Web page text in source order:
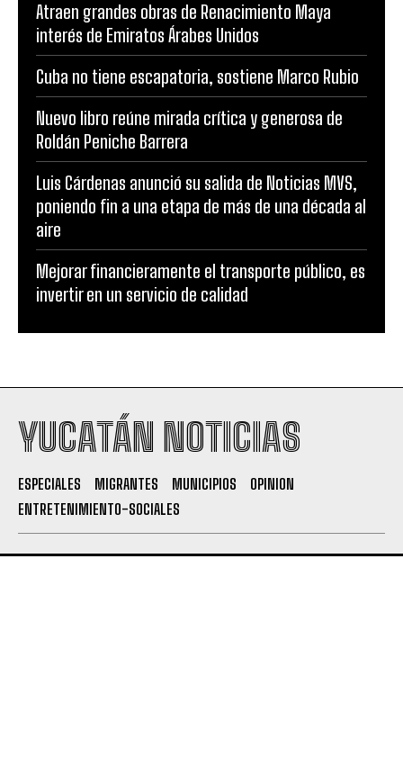
Atraen grandes obras de Renacimiento Maya
interés de Emiratos Árabes Unidos
Cuba no tiene escapatoria, sostiene Marco Rubio
Nuevo libro reúne mirada crítica y generosa de
Roldán Peniche Barrera
Luis Cárdenas anunció su salida de Noticias MVS,
poniendo fin a una etapa de más de una década al
aire
Mejorar financieramente el transporte público, es
invertir en un servicio de calidad
YUCATÁN NOTICIAS
ESPECIALES MIGRANTES MUNICIPIOS
OPINION
ENTRETENIMIENTO-SOCIALES